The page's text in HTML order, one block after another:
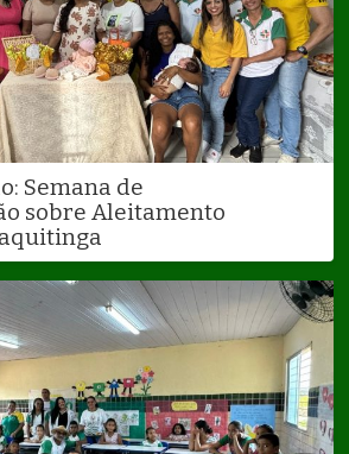
Semana de
sobre Aleitamento